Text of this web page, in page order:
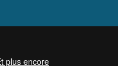
plus encore